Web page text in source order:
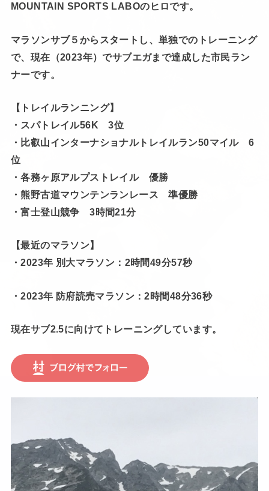
MOUNTAIN SPORTS LABOのヒロです。
マラソンサブ５からスタートし、単独でのトレーニング
で、現在（2023年）でサブエガまで達成した市民ラン
ナーです。
【トレイルランニング】
・スパトレイル56K 3位
・比叡山インターナショナルトレイルラン50マイル 6
位
・各務ヶ原アルプストレイル 優勝
・熊野古道マウンテンランレース 準優勝
・富士登山競争 3時間21分
【最近のマラソン】
・2023年 別大マラソン：2時間49分57秒
・2023年 防府読売マラソン：2時間48分36秒
現在サブ2.5に向けてトレーニングしています。